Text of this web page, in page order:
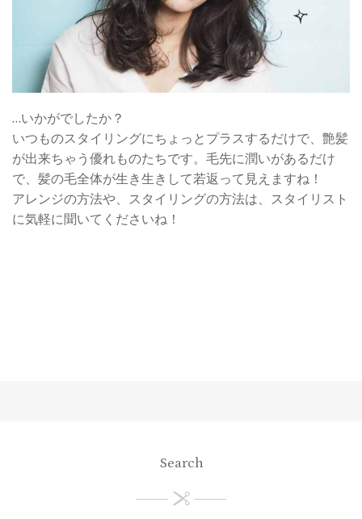
…いかがでしたか？
いつものスタイリングにちょっとプラスするだけで、艶髪
が出来ちゃう優れものたちです。毛先に潤いがあるだけ
で、髪の毛全体が生き生きして若返って見えますね！
アレンジの方法や、スタイリングの方法は、スタイリスト
に気軽に聞いてくださいね！
Search